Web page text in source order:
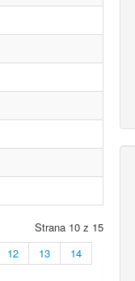
Strana 10 z 15
12 13 14